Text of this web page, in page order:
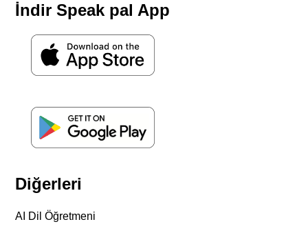
İndir Speak pal App
Diğerleri
AI Dil Öğretmeni